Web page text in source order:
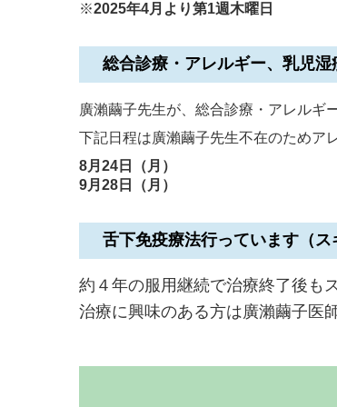
※2025年4月より第1週木曜日
総合診療・アレルギー、乳児
廣瀨繭子先生が、総合診療・アレルギ
下記日程は廣瀨繭子先生不在のためア
8月24日（月）
9月28日（月）
舌下免疫療法行っています（ス
約４年の服用継続で治療終了後も
治療に興味のある方は廣瀨繭子医